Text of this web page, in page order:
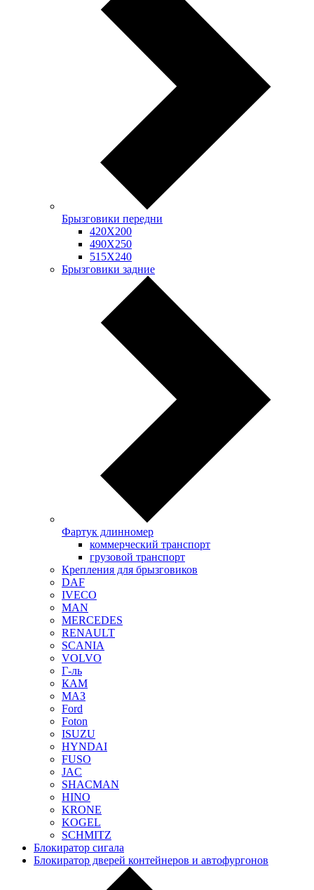
Брызговики передни
420Х200
490Х250
515Х240
Брызговики задние
Фартук длинномер
коммерческий транспорт
грузовой транспорт
Крепления для брызговиков
DAF
IVECO
MAN
MERCEDES
RENAULT
SCANIA
VOLVO
Г-ль
КАМ
МАЗ
Ford
Foton
ISUZU
HYNDAI
FUSO
JAC
SHACMAN
HINO
KRONE
KOGEL
SCHMITZ
Блокиратор сигала
Блокиратор дверей контейнеров и автофургонов